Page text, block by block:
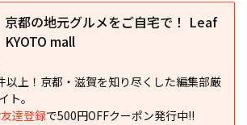
京都の地元グルメをご自宅で！ Leaf
KYOTO mall
以上！京都・滋賀を知り尽くした編集部厳
ト。
達登録で500円OFFクーポン発行中!!